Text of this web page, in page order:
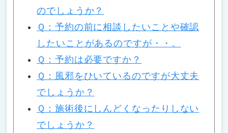
のでしょうか？
Ｑ：予約の前に相談したいことや確認
したいことがあるのですが・・。
Ｑ：予約は必要ですか？
Ｑ：風邪をひいているのですが大丈夫
でしょうか？
Ｑ：施術後にしんどくなったりしない
でしょうか？